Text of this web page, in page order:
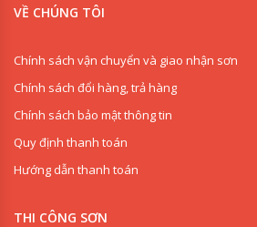
VỀ CHÚNG TÔI
Chính sách vận chuyển và giao nhận sơn
Chính sách đổi hàng, trả hàng
Chính sách bảo mật thông tin
Quy định thanh toán
Hướng dẫn thanh toán
THI CÔNG SƠN